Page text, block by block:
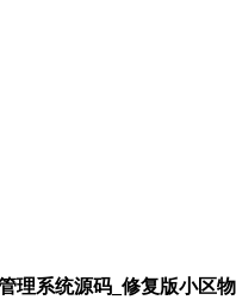
理系统源码_修复版小区